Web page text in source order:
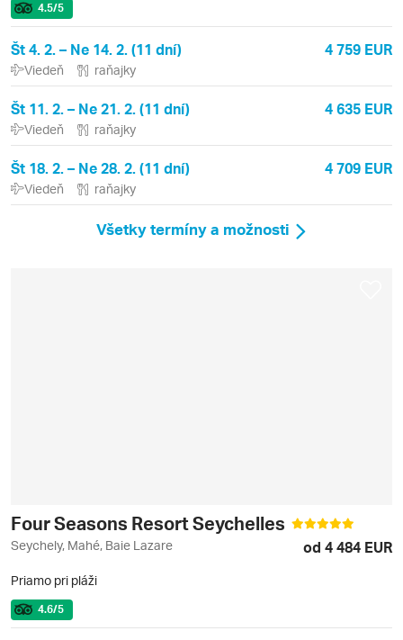
4.5/5
Št 4. 2. – Ne 14. 2. (11 dní) 4 759 EUR
Viedeň raňajky
Št 11. 2. – Ne 21. 2. (11 dní) 4 635 EUR
Viedeň raňajky
Št 18. 2. – Ne 28. 2. (11 dní) 4 709 EUR
Viedeň raňajky
Všetky termíny a možnosti
Four Seasons Resort Seychelles
Seychely, Mahé, Baie Lazare od 4 484 EUR
Priamo pri pláži
4.6/5